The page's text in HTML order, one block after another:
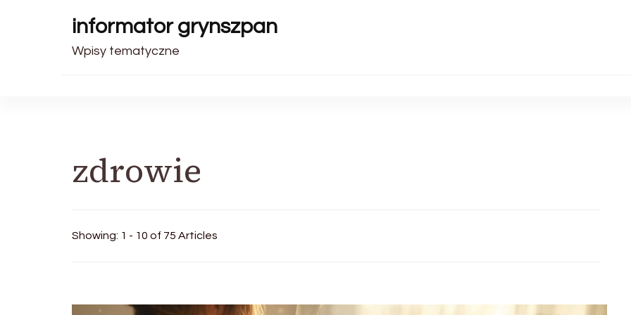
informator grynszpan
Wpisy tematyczne
zdrowie
Showing: 1 - 10 of 75 Articles